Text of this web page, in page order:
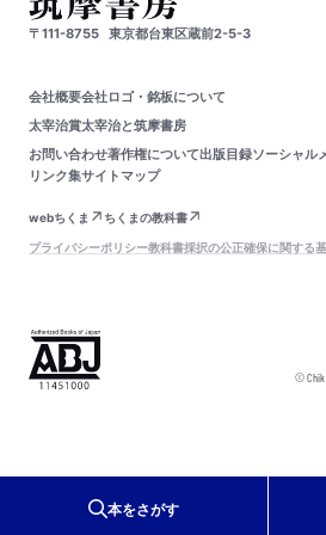
本をさがす
〒111-8755 東京都台東区蔵前2-5-3
会社概要会社ロゴ・銘板について
太宰治賞太宰治と筑摩書房
お問い合わせ著作権について出版目録ソーシャル
リンク集サイトマップ
webちくま
ちくまの教科書
プライバシーポリシー教科書採択の公正確保に関する
©